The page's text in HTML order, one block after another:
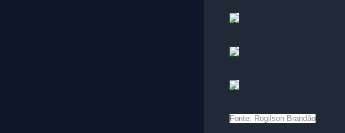
Fonte: Rogilson Brandão